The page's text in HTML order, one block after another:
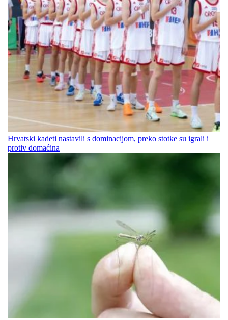
Hrvatski kadeti nastavili s dominacijom, preko stotke su igrali i
protiv domaćina